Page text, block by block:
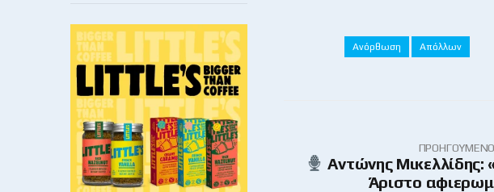
Ανόρθωση Απόλλων
Αντώνης Μικελλίδης:
Άριστο